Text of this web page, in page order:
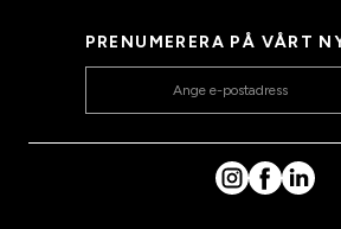
PRENUMERERA PÅ VÅRT